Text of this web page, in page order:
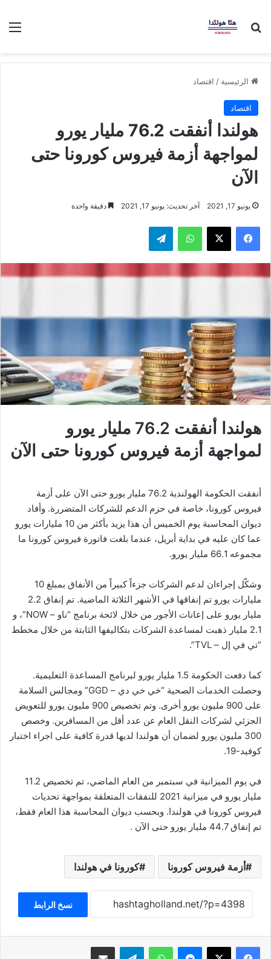
بحث عن
الرئيسية / اقتصاد
اقتصاد
هولندا أنفقت 76.2 مليار يورو
لمواجهة أزمة فيروس كورونا حتى
الآن
يونيو 17, 2021 آخر تحديث: يونيو 17, 2021 دقيقة واحدة
فيسبوك ‫X واتساب تيلقرام
هولندا أنفقت 76.2 مليار يورو
لمواجهة أزمة فيروس كورونا حتى الآن
أنفقت الحكومة الهولندية 76.2 مليار يورو حتى الآن على أزمة
فيروس كورونا، خاصة في حزم الدعم للشركات المتضررة. وأفاد
ديوان المحاسبة يوم الخميس أن هذا يزيد بأكثر من 10 مليارات يورو
عما كان عليه في بداية أبريل، عندما بلغت فاتورة فيروس كورونا ما
مجموعه 66.1 مليار يورو.
وشكّل إجراءان لدعم الشركات جزءاً كبيراً من الأنفاق بمبلغ 10
مليارات يورو تم إنفاقها في الأشهر الثلاثة الماضية. تم إنفاق 2.2
مليار يورو على إعانات الأجور من خلال لائحة برنامج “ناو – NOW”، و
2.1 مليار ذهبت لمساعدة الشركات بتكاليفها الثابتة من خلال مخطط
“تي في إل – TVL”.
كما دفعت الحكومة 1.5 مليار يورو لبرنامج المساعدة التعليمية.
وحصلت الخدمات الصحية “خي خي دي – GGD” ومجالس السلامة
على 900 مليون يورو أخرى. وتم تخصيص 900 مليون يورو للتعويض
الجزئي لشركات النقل العام عن عدد أقل من المسافرين. وخصص
300 مليون يورو لضمان أن هولندا لديها قدرة كافية على اجراء اختبار
كوفيد-19.
في يوم الميزانية في سبتمبر من العام الماضي، تم تخصيص 11.2
مليار يورو في ميزانية 2021 للنفقات المتعلقة بمواجهة تحديات
فيروس كورونا في هولندا. وبحسب ديوان المحاسبة هذا العام فقط،
تم إنفاق 44.7 مليار يورو حتى الآن .
أزمة فيروس كورونا كورونا في هولندا
نسخ الرابط
فيسبوك ‫X ماسنجر واتساب تيلقرام مشاركة عبر البريد